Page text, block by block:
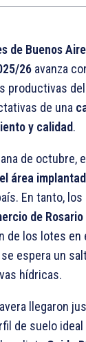
de Buenos
26 avanza
productivas
de una
y calidad.
de octubre,
área
En tanto,
de Rosario
de los lotes en
se espera un
hídricas.
llegaron
de suelo ideal